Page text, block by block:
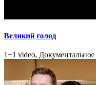
Великий голод
1+1 video,